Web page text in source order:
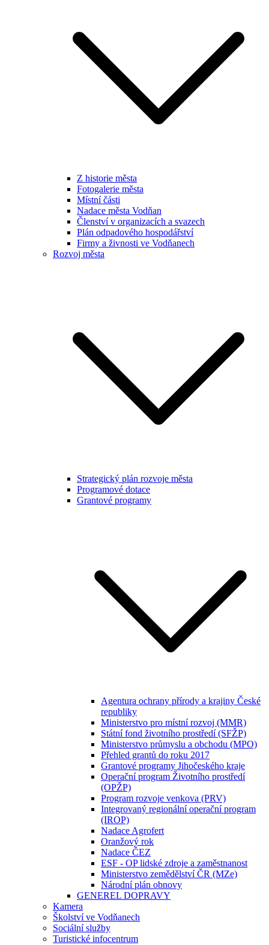
Z historie města
Fotogalerie města
Místní části
Nadace města Vodňan
Členství v organizacích a svazech
Plán odpadového hospodářství
Firmy a živnosti ve Vodňanech
Rozvoj města
Strategický plán rozvoje města
Programové dotace
Grantové programy
Agentura ochrany přírody a krajiny České
republiky
Ministerstvo pro místní rozvoj (MMR)
Státní fond životního prostředí (SFŽP)
Ministerstvo průmyslu a obchodu (MPO)
Přehled grantů do roku 2017
Grantové programy Jihočeského kraje
Operační program Životního prostředí
(OPŽP)
Program rozvoje venkova (PRV)
Integrovaný regionální operační program
(IROP)
Nadace Agrofert
Oranžový rok
Nadace ČEZ
ESF - OP lidské zdroje a zaměstnanost
Ministerstvo zemědělství ČR (MZe)
Národní plán obnovy
GENEREL DOPRAVY
Kamera
Školství ve Vodňanech
Sociální služby
Turistické infocentrum